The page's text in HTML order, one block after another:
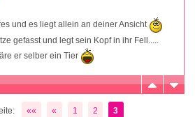
und es liegt allein an deiner Ansicht
gefasst und legt sein Kopf in ihr Fell.....
er selber ein Tier
«« « 1 2 3